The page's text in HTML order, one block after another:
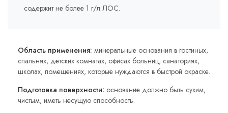
содержит не более 1 г/л ЛОС.
Область применения: минеральные основания в гостиных,
спальнях, детских комнатах, офисах больниц, санаториях,
школах, помещениях, которые нуждаются в быстрой окраске.
Подготовка поверхности: основание должно быть сухим,
чистым, иметь несущую способность.